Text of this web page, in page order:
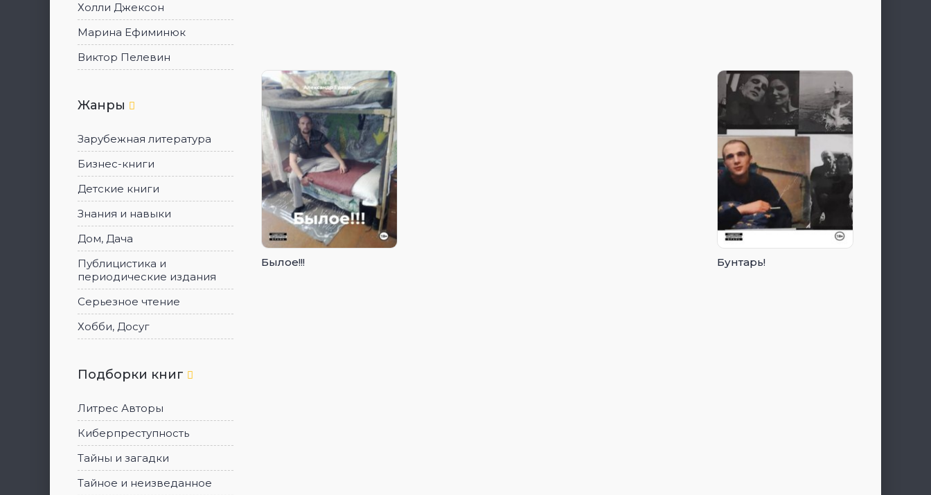
Холли Джексон
Марина Ефиминюк
Виктор Пелевин
Жанры
Зарубежная литература
Бизнес-книги
Детские книги
Знания и навыки
Дом, Дача
Публицистика и
периодические издания
Серьезное чтение
Хобби, Досуг
Подборки книг
Литрес Авторы
Киберпреступность
Тайны и загадки
Тайное и неизведанное
Былое!!! Бунтарь!